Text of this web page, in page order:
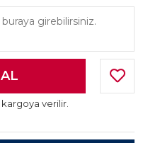
kargoya verilir.